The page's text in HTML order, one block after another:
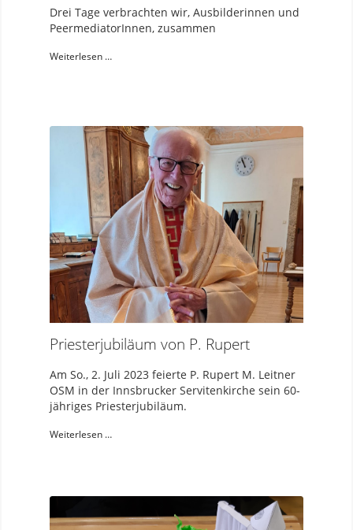
Drei Tage verbrachten wir, Ausbilderinnen und
PeermediatorInnen, zusammen
Weiterlesen …
Priesterjubiläum von P. Rupert
Am So., 2. Juli 2023 feierte P. Rupert M. Leitner
OSM in der Innsbrucker Servitenkirche sein 60-
jähriges Priesterjubiläum.
Weiterlesen …